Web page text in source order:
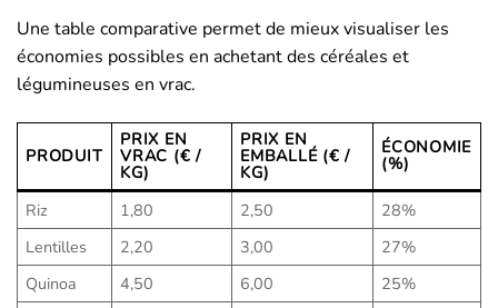
Une table comparative permet de mieux visualiser les
économies possibles en achetant des céréales et
légumineuses en vrac.
PRODUIT
PRIX EN
VRAC (€ /
KG)
PRIX EN
EMBALLÉ (€ /
KG)
ÉCONOMIE
(%)
Riz 1,80 2,50
28%
Lentilles
2,20 3,00
27%
Quinoa
4,50 6,00
25%